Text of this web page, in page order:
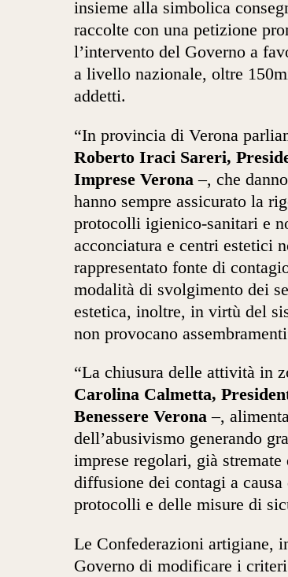
insieme alla simbolica
raccolte con una petizione
l’intervento del Governo a
a livello nazionale, oltre
addetti.
“In provincia di Verona
Roberto Iraci Sareri,
Imprese Verona –, che
hanno sempre assicurato la
protocolli igienico-sanitari e
acconciatura e centri estetici
rappresentato fonte di
modalità di svolgimento dei
estetica, inoltre, in virtù del
non provocano
“La chiusura delle attività in
Carolina Calmetta,
Benessere Verona –,
dell’abusivismo generando
imprese regolari, già
diffusione dei contagi a
protocolli e delle misure di
Le Confederazioni artigiane,
Governo di modificare i